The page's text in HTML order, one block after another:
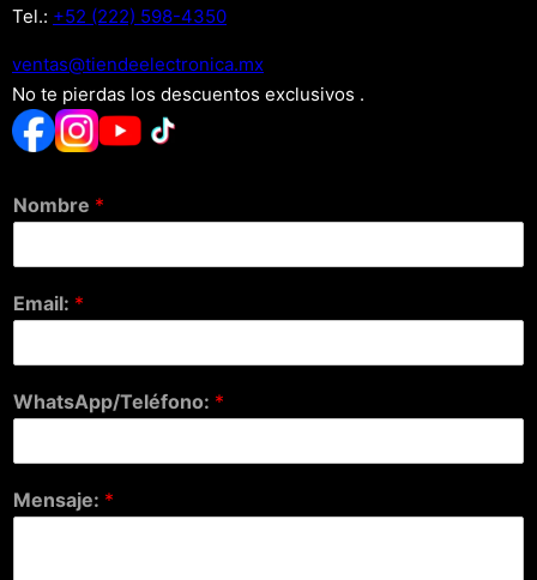
Tel.: +52 (222) 598-4350
xm.acinortceleedneit@satnev
No te pierdas los descuentos exclusivos .
Nombre *
Email: *
WhatsApp/Teléfono: *
Mensaje: *